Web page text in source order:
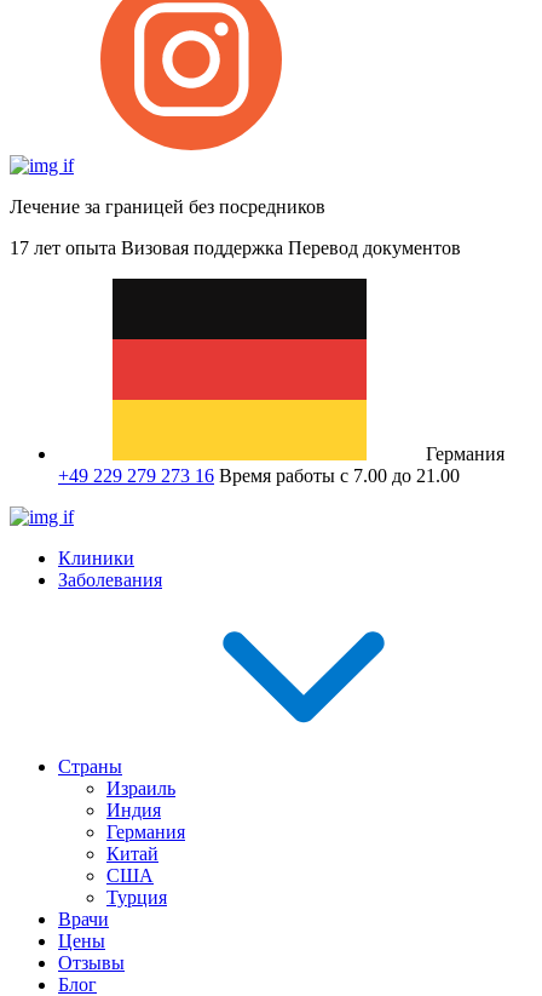
Лечение за границей без посредников
17 лет опыта Визовая поддержка Перевод документов
Германия
+49 229 279 273 16 Время работы с 7.00 до 21.00
Клиники
Заболевания
Страны
Израиль
Индия
Германия
Китай
США
Турция
Врачи
Цены
Отзывы
Блог